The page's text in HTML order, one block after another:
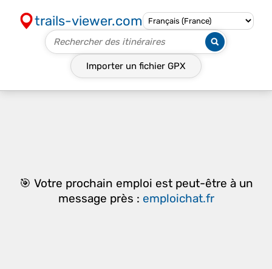
trails-viewer.com
Importer un fichier GPX
🎯 Votre prochain emploi est peut-être à un
message près : emploichat.fr